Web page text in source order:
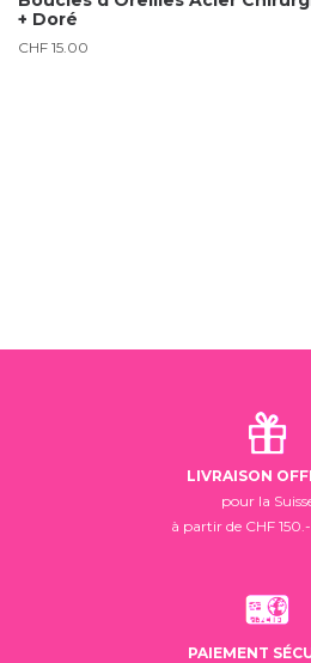
+ Doré
CHF 15.00
LIVRAISON
pour la
à partir de CHF
PAIEMENT